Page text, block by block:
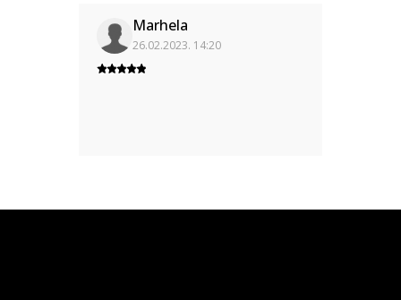
Marhela
26.02.2023. 14:20